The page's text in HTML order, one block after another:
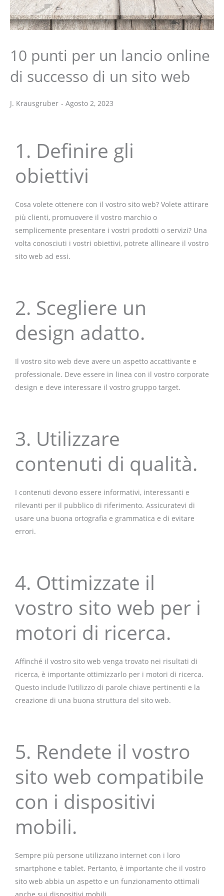
10 punti per un lancio online
di successo di un sito web
J. Krausgruber - Agosto 2, 2023
1. Definire gli
obiettivi
Cosa volete ottenere con il vostro sito web? Volete attirare
più clienti, promuovere il vostro marchio o
semplicemente presentare i vostri prodotti o servizi? Una
volta conosciuti i vostri obiettivi, potrete allineare il vostro
sito web ad essi.
2. Scegliere un
design adatto.
Il vostro sito web deve avere un aspetto accattivante e
professionale. Deve essere in linea con il vostro corporate
design e deve interessare il vostro gruppo target.
3. Utilizzare
contenuti di qualità.
I contenuti devono essere informativi, interessanti e
rilevanti per il pubblico di riferimento. Assicuratevi di
usare una buona ortografia e grammatica e di evitare
errori.
4. Ottimizzate il
vostro sito web per i
motori di ricerca.
Affinché il vostro sito web venga trovato nei risultati di
ricerca, è importante ottimizzarlo per i motori di ricerca.
Questo include l’utilizzo di parole chiave pertinenti e la
creazione di una buona struttura del sito web.
5. Rendete il vostro
sito web compatibile
con i dispositivi
mobili.
Sempre più persone utilizzano internet con i loro
smartphone e tablet. Pertanto, è importante che il vostro
sito web abbia un aspetto e un funzionamento ottimali